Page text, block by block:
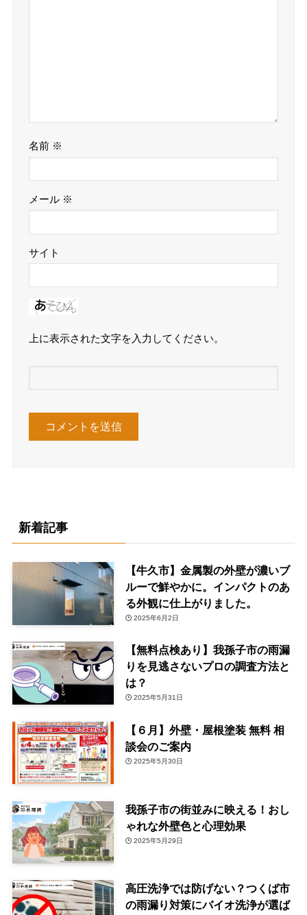
名前 ※
メール ※
サイト
上に表示された文字を入力してください。
新着記事
【牛久市】金属製の外壁が濃いブ
ルーで鮮やかに。インパクトのあ
る外観に仕上がりました。
2025年6月2日
【無料点検あり】我孫子市の雨漏
りを見逃さないプロの調査方法と
は？
2025年5月31日
【６月】外壁・屋根塗装 無料 相
談会のご案内
2025年5月30日
我孫子市の街並みに映える！おし
ゃれな外壁色と心理効果
2025年5月29日
高圧洗浄では防げない？つくば市
の雨漏り対策にバイオ洗浄が選ば